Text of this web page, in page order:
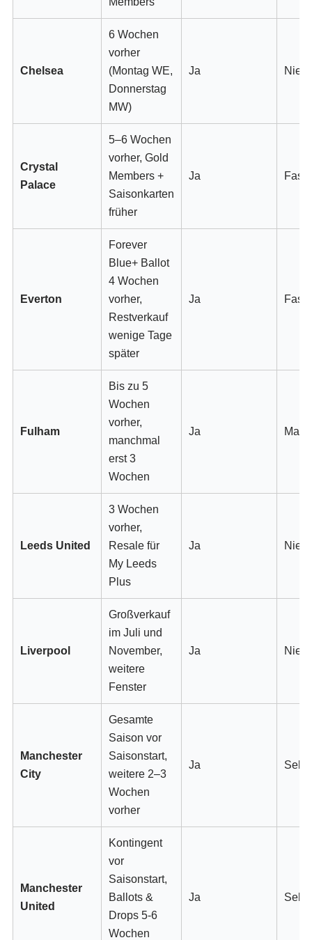
Chelsea
6 Wochen
vorher
(Montag WE,
Donnerstag
MW)
Ja Nie
Crystal
Palace
5–6 Wochen
vorher, Gold
Members +
Saisonkarten
früher
Ja Fast
Everton
Forever
Blue+ Ballot
4 Wochen
vorher,
Restverkauf
wenige Tage
später
Ja Fast
Fulham
Bis zu 5
Wochen
vorher,
manchmal
erst 3
Wochen
Ja
Leeds United
3 Wochen
vorher,
Resale für
My Leeds
Plus
Ja Nie
Liverpool
Großverkauf
im Juli und
November,
weitere
Fenster
Ja Nie
Manchester
City
Gesamte
Saison vor
Saisonstart,
weitere 2–3
Wochen
vorher
Ja
Manchester
United
Kontingent
vor
Saisonstart,
Ballots &
Drops 5-6
Wochen
Ja